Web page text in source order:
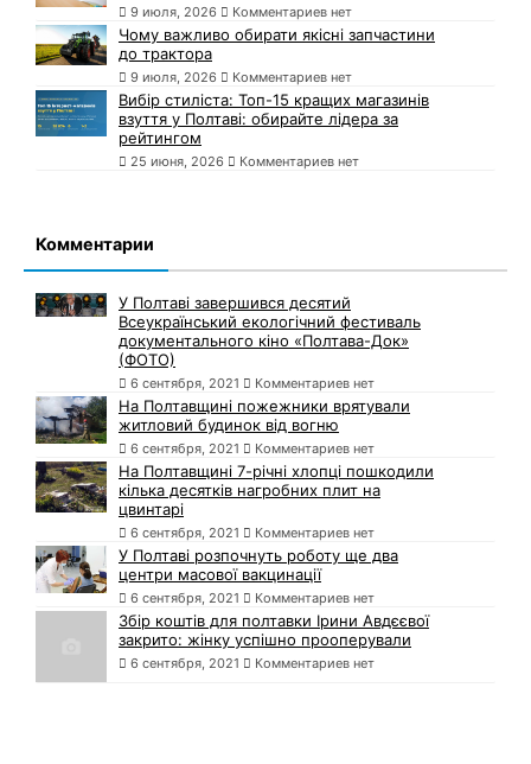
9 июля, 2026 Комментариев нет
Чому важливо обирати якісні запчастини
до трактора
9 июля, 2026 Комментариев нет
Вибір стиліста: Топ-15 кращих магазинів
взуття у Полтаві: обирайте лідера за
рейтингом
25 июня, 2026 Комментариев нет
Комментарии
У Полтаві завершився десятий
Всеукраїнський екологічний фестиваль
документального кіно «Полтава-Док»
(ФОТО)
6 сентября, 2021 Комментариев нет
На Полтавщині пожежники врятували
житловий будинок від вогню
6 сентября, 2021 Комментариев нет
На Полтавщині 7-річні хлопці пошкодили
кілька десятків нагробних плит на
цвинтарі
6 сентября, 2021 Комментариев нет
У Полтаві розпочнуть роботу ще два
центри масової вакцинації
6 сентября, 2021 Комментариев нет
Збір коштів для полтавки Ірини Авдєєвої
закрито: жінку успішно прооперували
6 сентября, 2021 Комментариев нет